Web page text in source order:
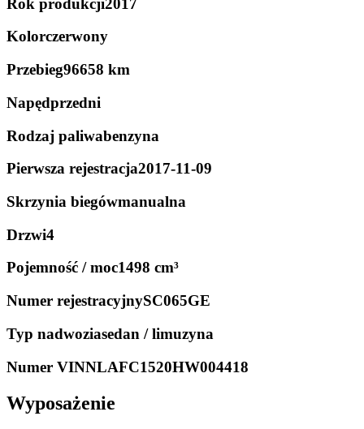
Kolorczerwony
Przebieg96658 km
Napędprzedni
Rodzaj paliwabenzyna
Pierwsza rejestracja2017-11-09
Skrzynia biegówmanualna
Drzwi4
Pojemność / moc1498 cm³
Numer rejestracyjnySC065GE
Typ nadwoziasedan / limuzyna
Numer VINNLAFC1520HW004418
Wyposażenie